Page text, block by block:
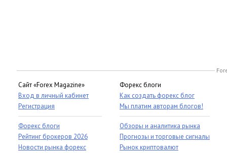
Сайт «Forex Magazine»
Вход в личный кабинет
Регистрация
Форекс блоги
Рейтинг брокеров 2026
Новости рынка форекс
Форекс блоги
Как создать форекс блог
Мы платим авторам блогов!
Обзоры и аналитика рынка
Прогнозы и торговые сигналы
Рынок криптовалют